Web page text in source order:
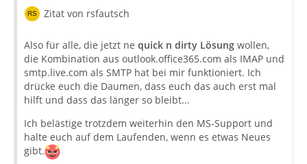
Zitat von rsfautsch
Also für alle, die jetzt ne quick n dirty Lösung wollen,
die Kombination aus outlook.office365.com als IMAP und
smtp.live.com als SMTP hat bei mir funktioniert. Ich
drücke euch die Daumen, dass euch das auch erst mal
hilft und dass das länger so bleibt...
Ich belästige trotzdem weiterhin den MS-Support und
halte euch auf dem Laufenden, wenn es etwas Neues
gibt.